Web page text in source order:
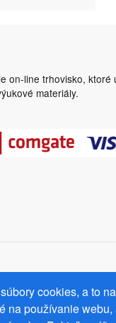
on-line trhovisko,
materiály.
cookies, a to
na používanie